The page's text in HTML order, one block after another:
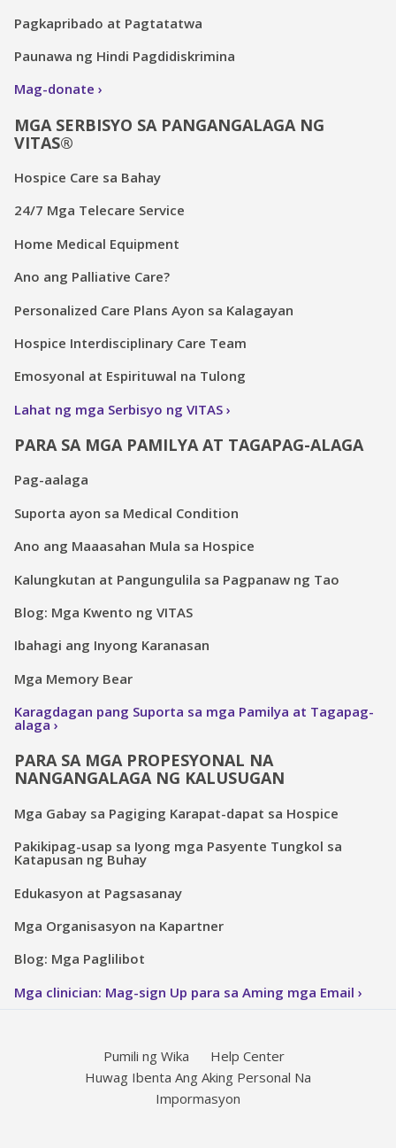
Pagkapribado at Pagtatatwa
Paunawa ng Hindi Pagdidiskrimina
Mag-donate
MGA SERBISYO SA PANGANGALAGA NG
VITAS®
Hospice Care sa Bahay
24/7 Mga Telecare Service
Home Medical Equipment
Ano ang Palliative Care?
Personalized Care Plans Ayon sa Kalagayan
Hospice Interdisciplinary Care Team
Emosyonal at Espirituwal na Tulong
Lahat ng mga Serbisyo ng VITAS
PARA SA MGA PAMILYA AT TAGAPAG-ALAGA
Pag-aalaga
Suporta ayon sa Medical Condition
Ano ang Maaasahan Mula sa Hospice
Kalungkutan at Pangungulila sa Pagpanaw ng Tao
Blog: Mga Kwento ng VITAS
Ibahagi ang Inyong Karanasan
Mga Memory Bear
Karagdagan pang Suporta sa mga Pamilya at Tagapag-
alaga
PARA SA MGA PROPESYONAL NA
NANGANGALAGA NG KALUSUGAN
Mga Gabay sa Pagiging Karapat-dapat sa Hospice
Pakikipag-usap sa Iyong mga Pasyente Tungkol sa
Katapusan ng Buhay
Edukasyon at Pagsasanay
Mga Organisasyon na Kapartner
Blog: Mga Paglilibot
Mga clinician: Mag-sign Up para sa Aming mga Email
Pumili ng Wika
Help Center
Huwag Ibenta Ang Aking Personal Na
Impormasyon